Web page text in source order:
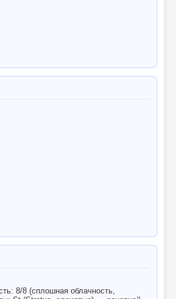
8/8 (сплошная облачность,